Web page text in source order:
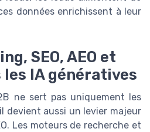
données enrichissent à leur
SEO, AEO et
IA génératives
ne sert pas uniquement les
devient aussi un levier majeur
Les moteurs de recherche et